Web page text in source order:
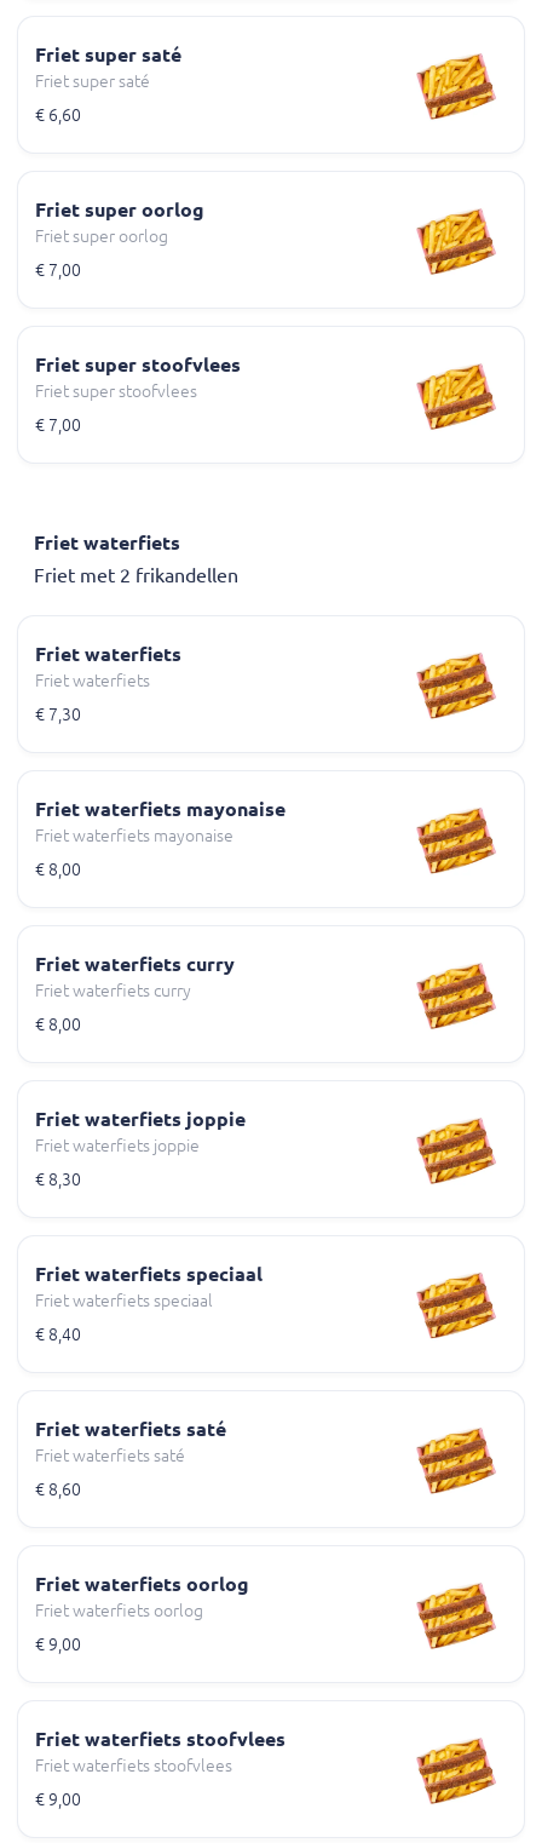
Friet super saté
Friet super saté
€ 6,60
Friet super oorlog
Friet super oorlog
€ 7,00
Friet super stoofvlees
Friet super stoofvlees
€ 7,00
Friet waterfiets
Friet met 2 frikandellen
Friet waterfiets
Friet waterfiets
€ 7,30
Friet waterfiets mayonaise
Friet waterfiets mayonaise
€ 8,00
Friet waterfiets curry
Friet waterfiets curry
€ 8,00
Friet waterfiets joppie
Friet waterfiets joppie
€ 8,30
Friet waterfiets speciaal
Friet waterfiets speciaal
€ 8,40
Friet waterfiets saté
Friet waterfiets saté
€ 8,60
Friet waterfiets oorlog
Friet waterfiets oorlog
€ 9,00
Friet waterfiets stoofvlees
Friet waterfiets stoofvlees
€ 9,00